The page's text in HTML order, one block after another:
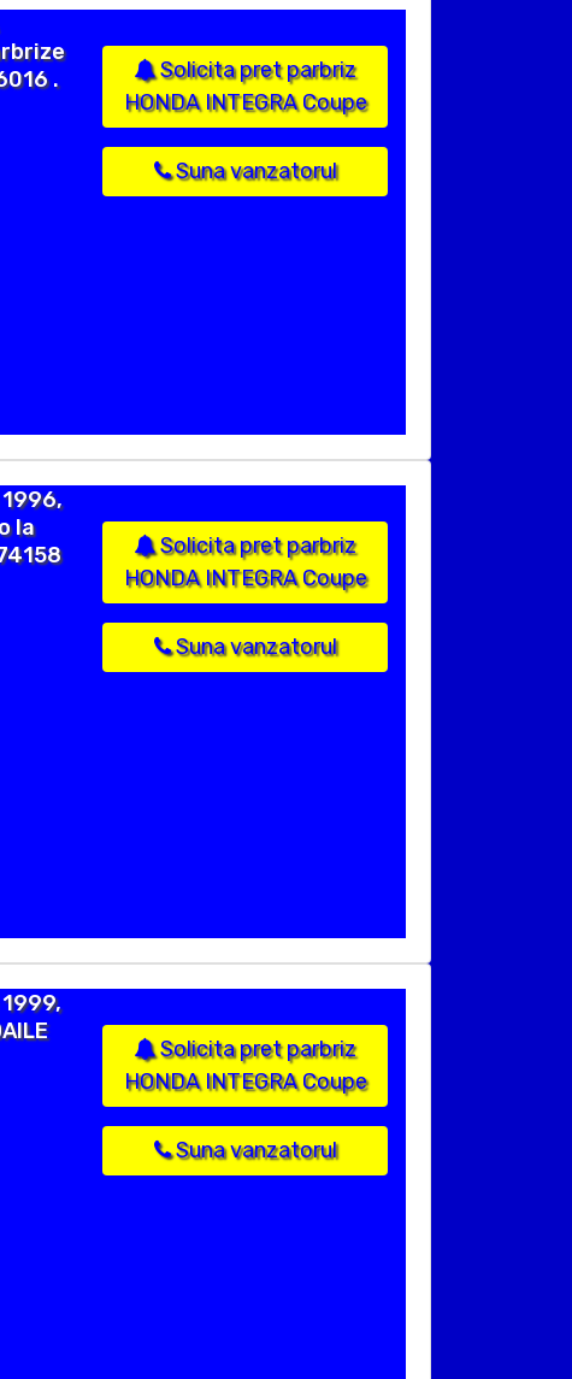
.
Solicita pret parbriz
HONDA INTEGRA Coupe
Suna vanzatorul
la
Solicita pret parbriz
HONDA INTEGRA Coupe
Suna vanzatorul
Solicita pret parbriz
HONDA INTEGRA Coupe
Suna vanzatorul